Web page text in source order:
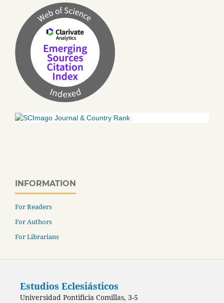
INFORMATION
For Readers
For Authors
For Librarians
Estudios Eclesiásticos
Universidad Pontificia Comillas, 3-5